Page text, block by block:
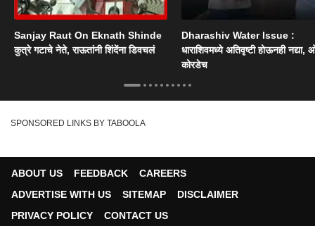
Sanjay Raut On Eknath Shinde
कुत्रे गटाचे नेते, राऊतांनी शिंदेंना डिवचलं
Dharashiv Water Issue :
धाराशिवमध्ये अतिवृष्टी होऊनही नद्या,
कोरडेच
SPONSORED LINKS BY TABOOLA
ABOUT US FEEDBACK
CAREERS
ADVERTISE WITH US
SITEMAP
DISCLAIMER
PRIVACY POLICY
CONTACT US